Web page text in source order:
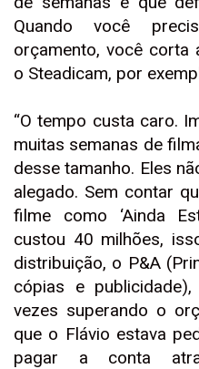
Quando você
orçamento, você corta
o Steadicam, por
“O tempo custa caro.
muitas semanas de
desse tamanho. Eles
alegado. Sem contar
filme como ‘Ainda
custou 40 milhões,
distribuição, o P&A
cópias e
vezes superando o
que o Flávio estava
pagar a conta